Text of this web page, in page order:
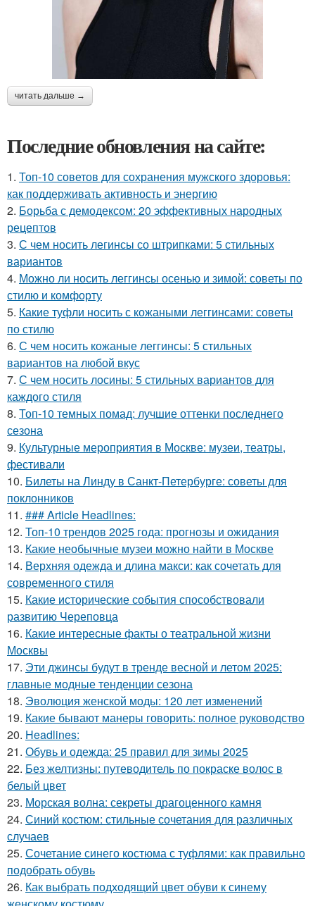
читать дальше →
Последние обновления на сайте:
1. Топ-10 советов для сохранения мужского здоровья:
как поддерживать активность и энергию
2. Борьба с демодексом: 20 эффективных народных
рецептов
3. С чем носить легинсы со штрипками: 5 стильных
вариантов
4. Можно ли носить леггинсы осенью и зимой: советы по
стилю и комфорту
5. Какие туфли носить с кожаными леггинсами: советы
по стилю
6. С чем носить кожаные леггинсы: 5 стильных
вариантов на любой вкус
7. С чем носить лосины: 5 стильных вариантов для
каждого стиля
8. Топ-10 темных помад: лучшие оттенки последнего
сезона
9. Культурные мероприятия в Москве: музеи, театры,
фестивали
10. Билеты на Линду в Санкт-Петербурге: советы для
поклонников
11. ### Article Headlines:
12. Топ-10 трендов 2025 года: прогнозы и ожидания
13. Какие необычные музеи можно найти в Москве
14. Верхняя одежда и длина макси: как сочетать для
современного стиля
15. Какие исторические события способствовали
развитию Череповца
16. Какие интересные факты о театральной жизни
Москвы
17. Эти джинсы будут в тренде весной и летом 2025:
главные модные тенденции сезона
18. Эволюция женской моды: 120 лет изменений
19. Какие бывают манеры говорить: полное руководство
20. Headlines:
21. Обувь и одежда: 25 правил для зимы 2025
22. Без желтизны: путеводитель по покраске волос в
белый цвет
23. Морская волна: секреты драгоценного камня
24. Синий костюм: стильные сочетания для различных
случаев
25. Сочетание синего костюма с туфлями: как правильно
подобрать обувь
26. Как выбрать подходящий цвет обуви к синему